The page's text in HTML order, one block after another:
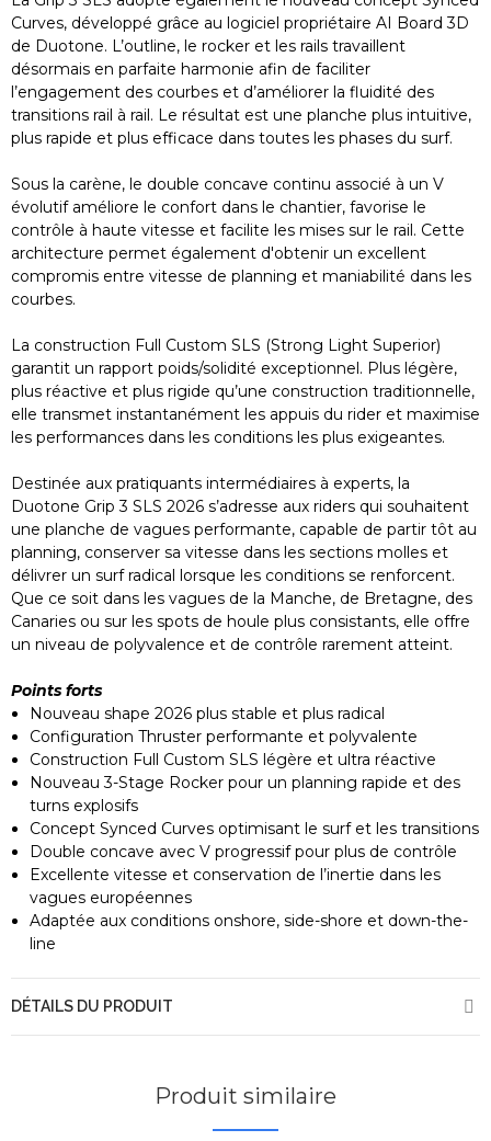
Curves, développé grâce au logiciel propriétaire AI Board 3D
de Duotone. L’outline, le rocker et les rails travaillent
désormais en parfaite harmonie afin de faciliter
l’engagement des courbes et d’améliorer la fluidité des
transitions rail à rail. Le résultat est une planche plus intuitive,
plus rapide et plus efficace dans toutes les phases du surf.
Sous la carène, le double concave continu associé à un V
évolutif améliore le confort dans le chantier, favorise le
contrôle à haute vitesse et facilite les mises sur le rail. Cette
architecture permet également d'obtenir un excellent
compromis entre vitesse de planning et maniabilité dans les
courbes.
La construction Full Custom SLS (Strong Light Superior)
garantit un rapport poids/solidité exceptionnel. Plus légère,
plus réactive et plus rigide qu’une construction traditionnelle,
elle transmet instantanément les appuis du rider et maximise
les performances dans les conditions les plus exigeantes.
Destinée aux pratiquants intermédiaires à experts, la
Duotone Grip 3 SLS 2026 s’adresse aux riders qui souhaitent
une planche de vagues performante, capable de partir tôt au
planning, conserver sa vitesse dans les sections molles et
délivrer un surf radical lorsque les conditions se renforcent.
Que ce soit dans les vagues de la Manche, de Bretagne, des
Canaries ou sur les spots de houle plus consistants, elle offre
un niveau de polyvalence et de contrôle rarement atteint.
Points forts
Nouveau shape 2026 plus stable et plus radical
Configuration Thruster performante et polyvalente
Construction Full Custom SLS légère et ultra réactive
Nouveau 3-Stage Rocker pour un planning rapide et des
turns explosifs
Concept Synced Curves optimisant le surf et les transitions
Double concave avec V progressif pour plus de contrôle
Excellente vitesse et conservation de l’inertie dans les
vagues européennes
Adaptée aux conditions onshore, side-shore et down-the-
line
DÉTAILS DU PRODUIT
Produit similaire